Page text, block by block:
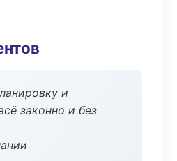
и
законно и без